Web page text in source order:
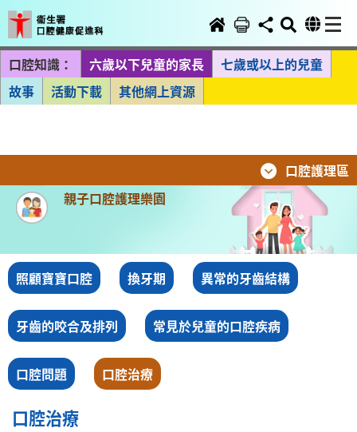
口腔知識： 六歲以下兒童的家長
七歲或以上的兒童
故事
活動下載 其他網上資源
口腔護理區
親子口腔護理樂園
照顧寶寶口腔 換牙期 異常的牙齒結構
牙齒的咬合及排列 常見於兒童的口腔疾病
口腔問題 口腔治療
口腔治療